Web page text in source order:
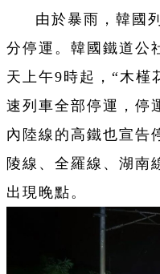
由於暴雨，韓國
分停運。韓國鐵道公
天上午9時起，“木槿
速列車全部停運，停
內陸線的高鐵也宣告
陵線、全羅線、湖南
出現晚點。